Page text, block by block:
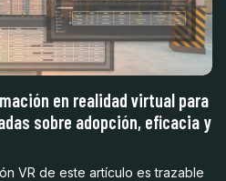
en realidad virtual para
sobre adopción, eficacia y
VR de este artículo es trazable